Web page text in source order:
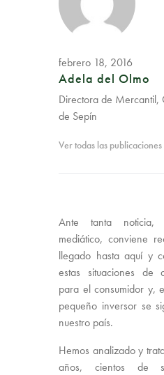
febrero 18, 2016
Adela del Olmo
Directora de Mercantil,
de Sepín
Ver todas las publicaciones
Ante tanta
mediático, conviene
llegado hasta aquí y
estas situaciones de
para el consumidor y,
pequeño inversor se
nuestro país.
Hemos analizado y
años, cientos de